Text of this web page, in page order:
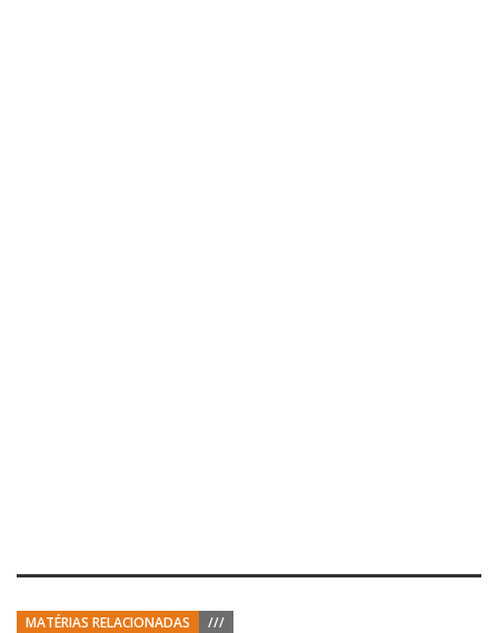
MATÉRIAS RELACIONADAS ///